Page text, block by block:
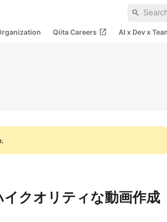
search
Qiita Careers open_in_new AI x Dev x
クオリティな動画作成